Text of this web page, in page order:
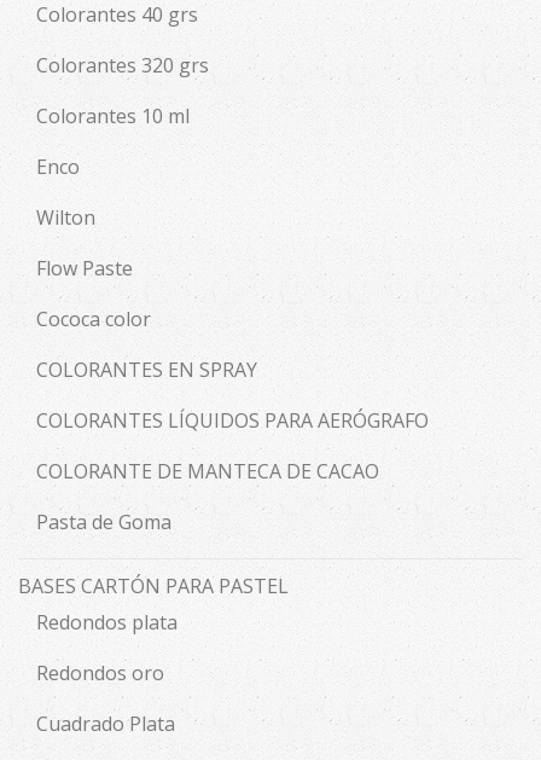
Colorantes 40 grs
Colorantes 320 grs
Colorantes 10 ml
Enco
Wilton
Flow Paste
Cococa color
COLORANTES EN SPRAY
COLORANTES LÍQUIDOS PARA AERÓGRAFO
COLORANTE DE MANTECA DE CACAO
Pasta de Goma
BASES CARTÓN PARA PASTEL
Redondos plata
Redondos oro
Cuadrado Plata